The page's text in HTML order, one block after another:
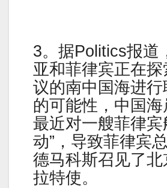
3。据Politics报道
亚和菲律宾正在
议的南中国海进行
的可能性，中国海
最近对一艘菲律宾
动”，导致菲律宾
德马科斯召见了
拉特使。